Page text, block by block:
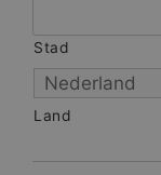
Stad
Land